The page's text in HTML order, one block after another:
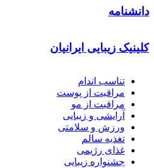
دانشنامه
کلینیک زیبایی ایرانیان
تناسب اندام
مراقبت از پوست
مراقبت از مو
آرایشی و زیبایی
ورزش و سلامتی
تغذیه سالم
غذای رژیمی
جشنواره زیبایی